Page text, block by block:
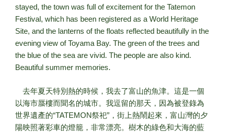
stayed, the town was full of excitement for the Tatemon
Festival, which has been registered as a World Heritage
Site, and the lanterns of the floats reflected beautifully in the
evening view of Toyama Bay. The green of the trees and
the blue of the sea are vivid. The people are also kind.
Beautiful summer memories.
去年夏天特別熱的時候，我去了富山的魚津。這是一個
以海市蜃樓而聞名的城市。我逗留的那天，因為被登錄為
世界遺產的“TATEMON祭祀”，街上熱鬧起來，富山灣的夕
陽映照著彩車的燈籠，非常漂亮。樹木的綠色和大海的藍